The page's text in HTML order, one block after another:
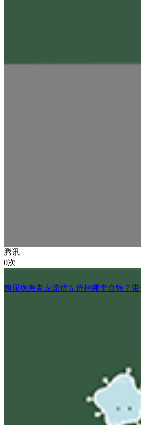
腾讯
0次
糖尿病患者应该优先选择哪类食物？